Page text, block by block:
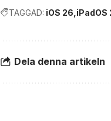
TAGGAD: iOS 26 iPadOS
Dela denna artikeln